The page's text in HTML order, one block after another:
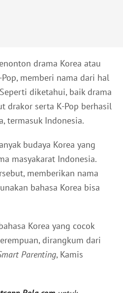
drama Korea atau
memberi nama dari hal
diketahui, baik drama
drakor serta K-Pop berhasil
termasuk Indonesia.
budaya Korea yang
masyakarat Indonesia.
memberikan nama
bahasa Korea bisa
Korea yang cocok
dirangkum dari
Parenting, Kamis